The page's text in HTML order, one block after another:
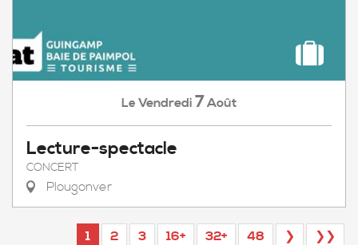
Le Vendredi 7Août
Lecture-spectacle
CONCERT
Plougonver
1 2 3 16+ 32+ 48 ❯ ❯❯